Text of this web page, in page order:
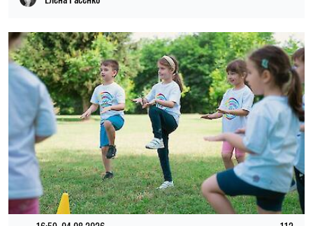
украинского языка: в каких сферах будут изменения
Ирина Де Люсто